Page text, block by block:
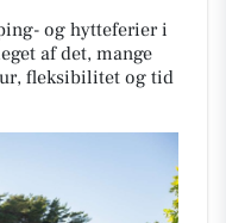
og hytteferier i
af det, mange
fleksibilitet og tid